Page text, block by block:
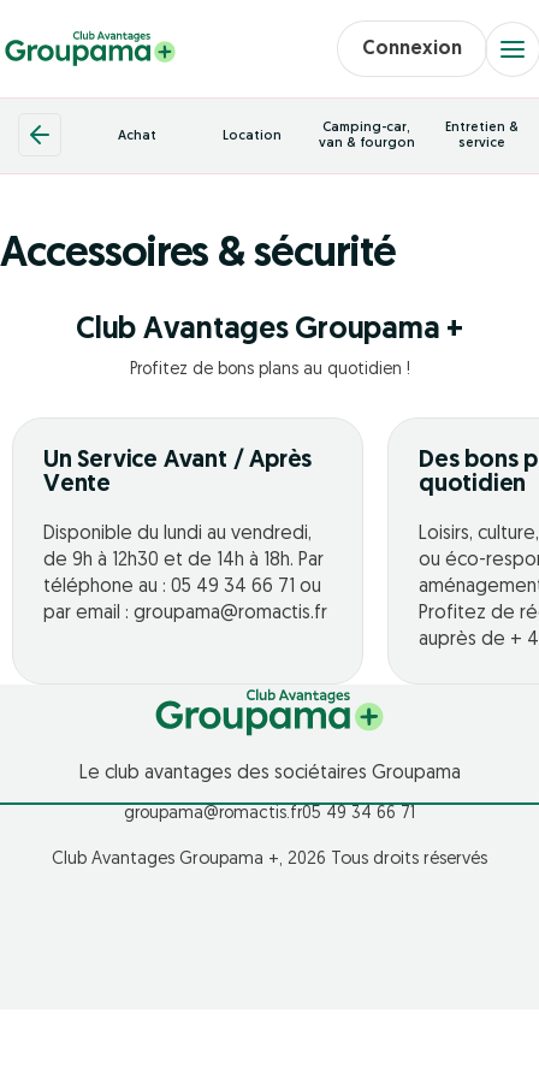
Connexion
Accessoires & sécurité
Achat Location
Camping-car,
van & fourgon
Entretien &
service
Club Avantages Groupama +
Profitez de bons plans au quotidien !
Un Service Avant / Après
Vente
Disponible du lundi au vendredi,
de 9h à 12h30 et de 14h à 18h. Par
téléphone au : 05 49 34 66 71 ou
par email : groupama@romactis.fr
Des bons
quotidien
Loisirs,
ou éco-
Profitez de
auprès de +
Le club avantages des sociétaires Groupama
groupama@romactis.fr05 49 34 66 71
Club Avantages Groupama +, 2026 Tous droits réservés